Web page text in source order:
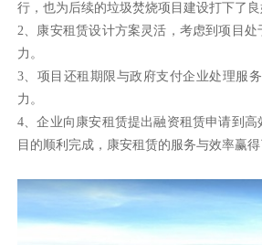
行，也为后续的垃圾焚烧项目建设打下了良
2、康安租赁设计方案灵活，考虑到项目
力。
3、项目还租期限与政府支付企业处理服
力。
4、企业向康安租赁提出融资租赁申请到
目的顺利完成，康安租赁的服务与效率赢得